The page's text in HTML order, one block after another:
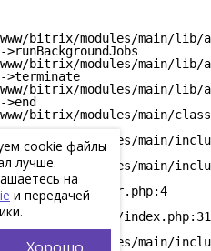
cookie файлы
лучше.
на
и передачей